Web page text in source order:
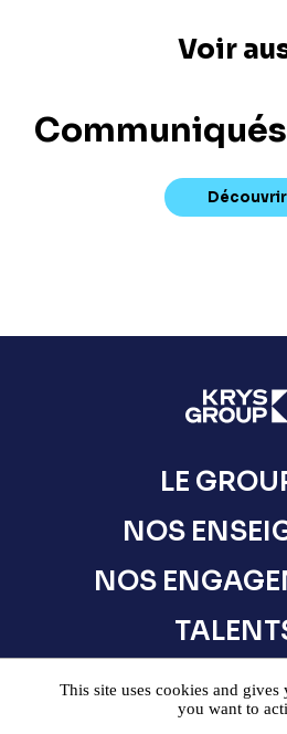
Voir
Découvrir
LE
NOS
NOS
This site uses cookies and
you want to